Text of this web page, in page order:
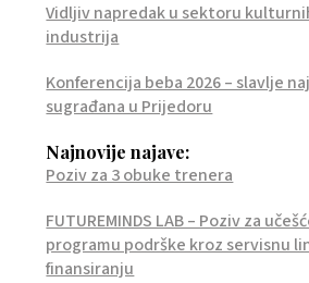
Vidljiv napredak u sektoru
industrija
Konferencija beba 2026 – slavlje
sugrađana u Prijedoru
Najnovije najave:
Poziv za 3 obuke trenera
FUTUREMINDS LAB – Poziv za
programu podrške kroz servisnu
finansiranju